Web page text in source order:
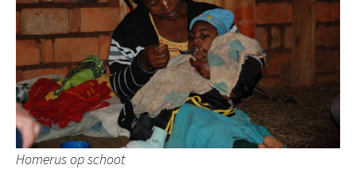
Homerus op schoot